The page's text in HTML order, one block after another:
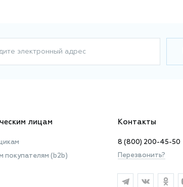
электронный адрес
лицам
покупателям (b2b)
Контакты
8 (800) 200-45-50
Перезвонить?